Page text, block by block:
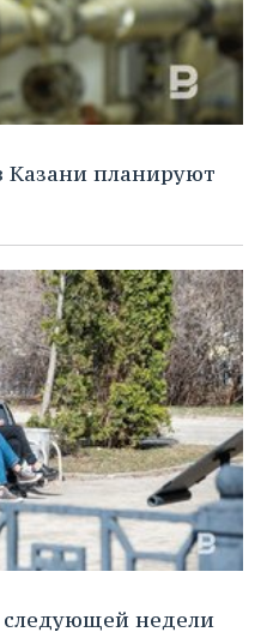
Казани планируют
следующей недели